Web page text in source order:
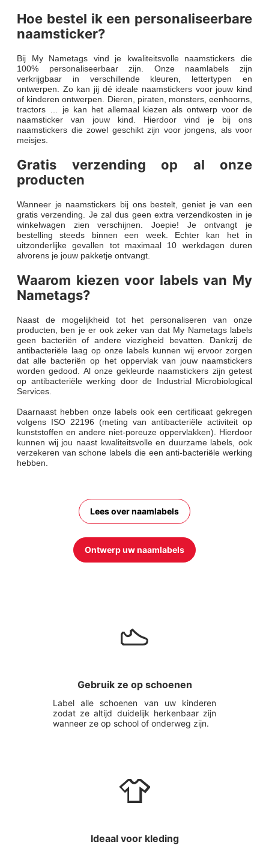
Hoe bestel ik een personaliseerbare
naamsticker?
Bij My Nametags vind je kwaliteitsvolle naamstickers die
100% personaliseerbaar zijn. Onze naamlabels zijn
verkrijgbaar in verschillende kleuren, lettertypen en
ontwerpen. Zo kan jij dé ideale naamstickers voor jouw kind
of kinderen ontwerpen. Dieren, piraten, monsters, eenhoorns,
tractors … je kan het allemaal kiezen als ontwerp voor de
naamsticker van jouw kind. Hierdoor vind je bij ons
naamstickers die zowel geschikt zijn voor jongens, als voor
meisjes.
Gratis verzending op al onze
producten
Wanneer je naamstickers bij ons bestelt, geniet je van een
gratis verzending. Je zal dus geen extra verzendkosten in je
winkelwagen zien verschijnen. Joepie! Je ontvangt je
bestelling steeds binnen een week. Echter kan het in
uitzonderlijke gevallen tot maximaal 10 werkdagen duren
alvorens je jouw pakketje ontvangt.
Waarom kiezen voor labels van My
Nametags?
Naast de mogelijkheid tot het personaliseren van onze
producten, ben je er ook zeker van dat My Nametags labels
geen bacteriën of andere viezigheid bevatten. Dankzij de
antibacteriële laag op onze labels kunnen wij ervoor zorgen
dat alle bacteriën op het oppervlak van jouw naamstickers
worden gedood. Al onze gekleurde naamstickers zijn getest
op antibacteriële werking door de Industrial Microbiological
Services.
Daarnaast hebben onze labels ook een certificaat gekregen
volgens ISO 22196 (meting van antibacteriële activiteit op
kunststoffen en andere niet-poreuze oppervlakken). Hierdoor
kunnen wij jou naast kwaliteitsvolle en duurzame labels, ook
verzekeren van schone labels die een anti-bacteriële werking
hebben.
Lees over naamlabels
Ontwerp uw naamlabels
Gebruik ze op schoenen
Label alle schoenen van uw kinderen
zodat ze altijd duidelijk herkenbaar zijn
wanneer ze op school of onderweg zijn.
Ideaal voor kleding